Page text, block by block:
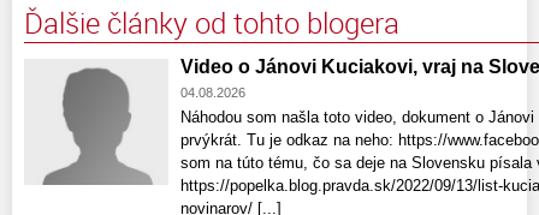
Ďalšie články od tohto blogera
Video o Jánovi Kuciakovi, vraj na
04.08.2026
Náhodou som našla toto video, dokument o
prvýkrát. Tu je odkaz na neho: https://
som na túto tému, čo sa deje na Slovensku
https://popelka.blog.pravda.sk/2022/09/13/list-
novinarov/ [...]